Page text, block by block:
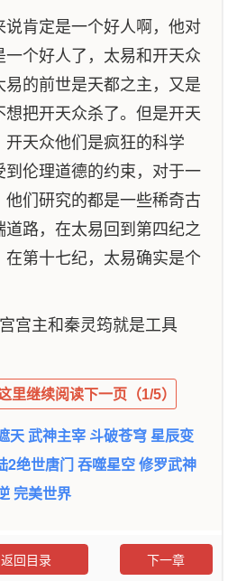
肯定是一个好人啊，他对
个好人了，太易和开天众
的前世是天都之主，又是
把开天众杀了。但是开天
天众他们是疯狂的科学
伦理道德的约束，对于一
们研究的都是一些稀奇古
路，在太易回到第四纪之
第十七纪，太易确实是个
宫主和秦灵筠就是工具
里继续阅读下一页（1/5）
天武神主宰 斗破苍穹星辰变
2绝世唐门吞噬星空修罗武神
完美世界
返回目录 下一章